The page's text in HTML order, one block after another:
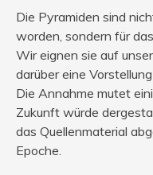
Die Pyramiden sind
worden, sondern für
Wir eignen sie auf
darüber eine
Die Annahme mutet
Zukunft würde
das Quellenmaterial
Epoche.